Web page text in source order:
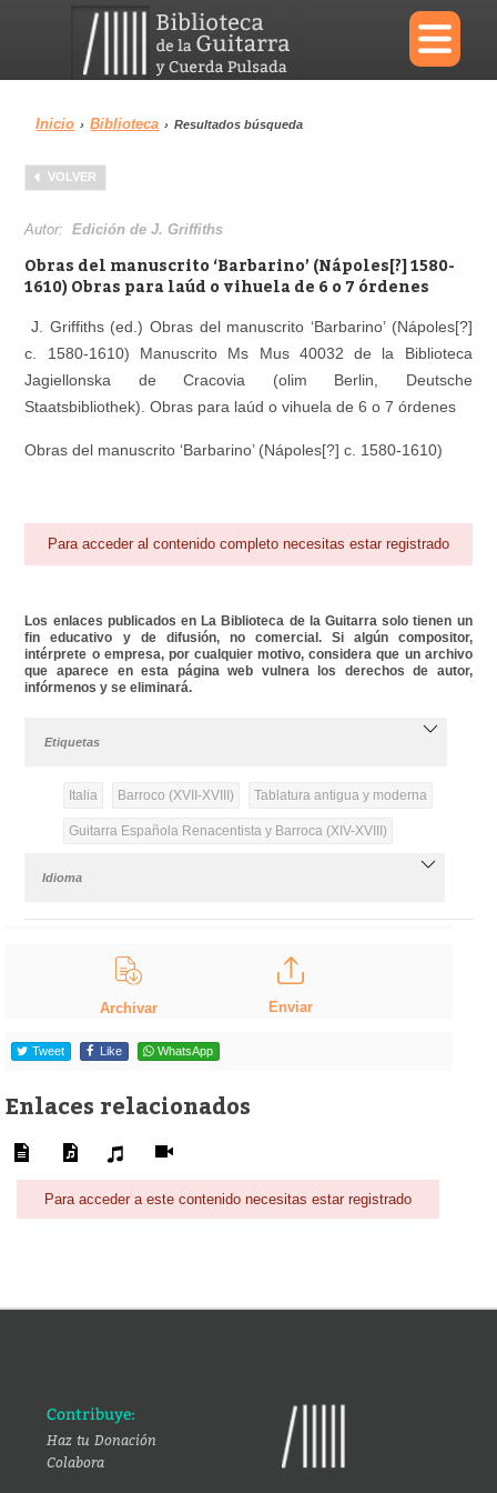
×
Menu
Biblioteca
Área personal Reproductor
Inicio › Biblioteca › Resultados búsqueda
VOLVER
Autor:Edición de J. Griffiths
Obras del manuscrito ‘Barbarino’ (Nápoles[?] 1580-
1610) Obras para laúd o vihuela de 6 o 7 órdenes
J. Griffiths (ed.) Obras del manuscrito ‘Barbarino’ (Nápoles[?]
c. 1580-1610) Manuscrito Ms Mus 40032 de la Biblioteca
Jagiellonska de Cracovia (olim Berlin, Deutsche
Staatsbibliothek). Obras para laúd o vihuela de 6 o 7 órdenes
Obras del manuscrito ‘Barbarino’ (Nápoles[?] c. 1580-1610)
Para acceder al contenido completo necesitas estar registrado
Los enlaces publicados en La Biblioteca de la Guitarra solo tienen un
fin educativo y de difusión, no comercial. Si algún compositor,
intérprete o empresa, por cualquier motivo, considera que un archivo
que aparece en esta página web vulnera los derechos de autor,
infórmenos y se eliminará.
Etiquetas
Italia Barroco (XVII-XVIII) Tablatura antigua y moderna
Guitarra Española Renacentista y Barroca (XIV-XVIII)
Idioma
Archivar Enviar
Tweet Like WhatsApp
Enlaces relacionados
Para acceder a este contenido necesitas estar registrado
Contribuye:
Haz tu Donación
Colabora